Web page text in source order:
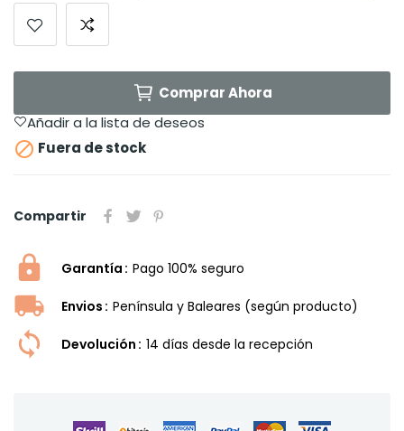
Comprar Ahora
Añadir a la lista de deseos
 Fuera de stock
Compartir
Garantía Pago 100% seguro
Envios Península y Baleares (según producto)
Devolución 14 dí­as desde la recepción